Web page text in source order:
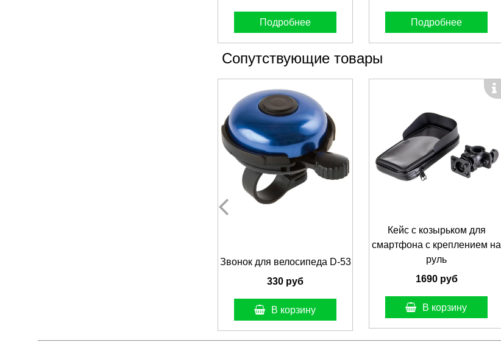
Подробнее Подробнее
Сопутствующие товары
Звонок для велосипеда D-53
330 руб
В корзину
Кейс с козырьком для
смартфона с креплением на
руль
1690 руб
В корзину